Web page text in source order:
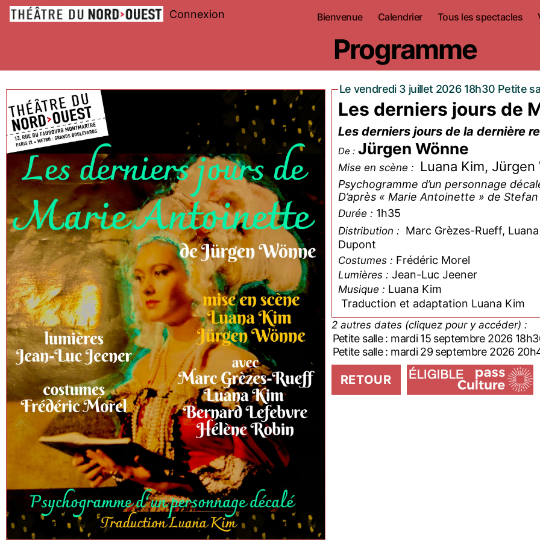
Connexion Bienvenue Calendrier Tous les spectacles
Programme
Le vendredi 3 juillet 2026 18h30 Petite
Les derniers jours de
Les derniers jours de la dernière
De : Jürgen Wönne
Mise en scène : Luana Kim, Jürgen
Psychogramme d’un personnage
D’après « Marie Antoinette » de
Durée : 1h35
Distribution : Marc Grèzes-Rueff,
Dupont
Costumes : Frédéric Morel
Lumières : Jean-Luc Jeener
Musique : Luana Kim
Traduction et adaptation Luana Kim
2 autres dates (cliquez pour y accéder) :
Petite salle : mardi 15 septembre 2026
Petite salle : mardi 29 septembre 2026